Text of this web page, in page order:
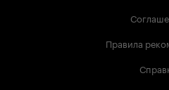
Правила